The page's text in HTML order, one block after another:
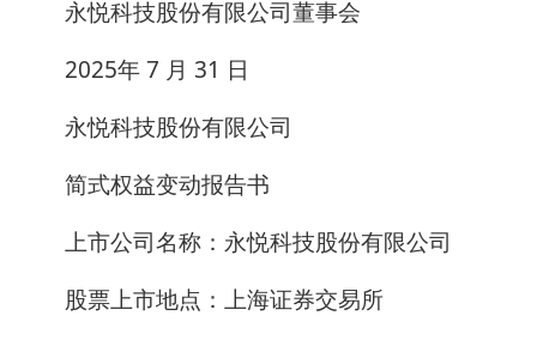
永悦科技股份有限公司董事会
2025年 7 月 31 日
永悦科技股份有限公司
简式权益变动报告书
上市公司名称：永悦科技股份有限公司
股票上市地点：上海证券交易所